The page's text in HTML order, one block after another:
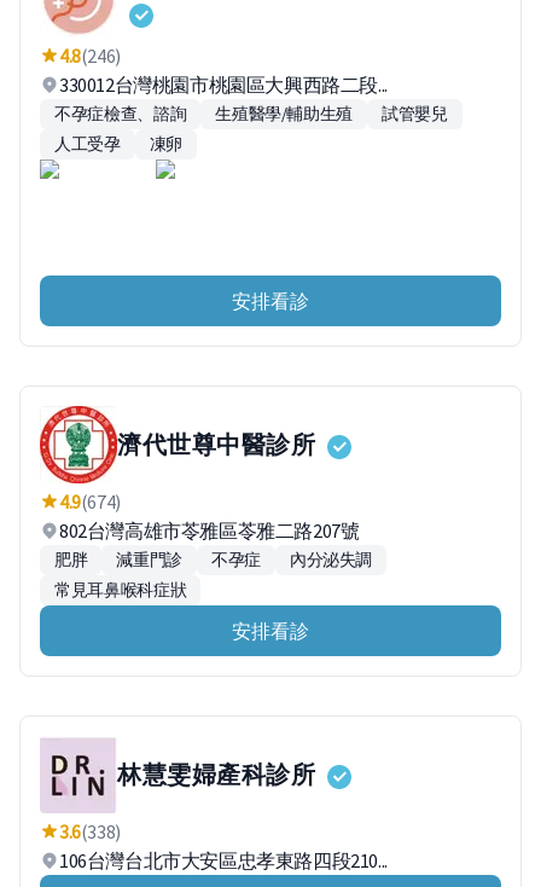
4.8(246)
330012台灣桃園市桃園區大興西路二段...
不孕症檢查、諮詢 生殖醫學/輔助生殖
試管嬰兒
人工受孕
凍卵
安排看診
濟代世尊中醫診所
4.9(674)
802台灣高雄市苓雅區苓雅二路207號
肥胖 減重門診 不孕症
內分泌失調
常見耳鼻喉科症狀
安排看診
林慧雯婦產科診所
3.6(338)
106台灣台北市大安區忠孝東路四段210...